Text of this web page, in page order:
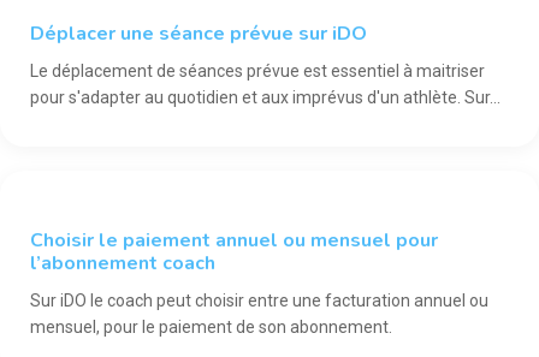
Déplacer une séance prévue sur iDO
Le déplacement de séances prévue est essentiel à maitriser
pour s'adapter au quotidien et aux imprévus d'un athlète. Sur...
Choisir le paiement annuel ou mensuel pour
l’abonnement coach
Sur iDO le coach peut choisir entre une facturation annuel ou
mensuel, pour le paiement de son abonnement.